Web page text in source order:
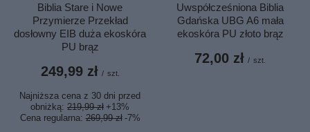
Biblia Stare i Nowe
Przymierze Przekład
dosłowny EIB duża ekoskóra
PU brąz
249,99 zł / szt.
Najniższa cena z 30 dni przed
obniżką: 219,99 zł +13%
Cena regularna:269,99 zł -7%
Uwspółcześniona Biblia
Gdańska UBG A6 mała
ekoskóra PU złoto brąz
72,00 zł / szt.